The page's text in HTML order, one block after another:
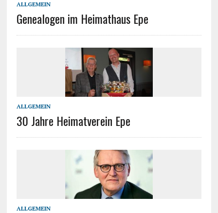
ALLGEMEIN
Genealogen im Heimathaus Epe
ALLGEMEIN
30 Jahre Heimatverein Epe
ALLGEMEIN